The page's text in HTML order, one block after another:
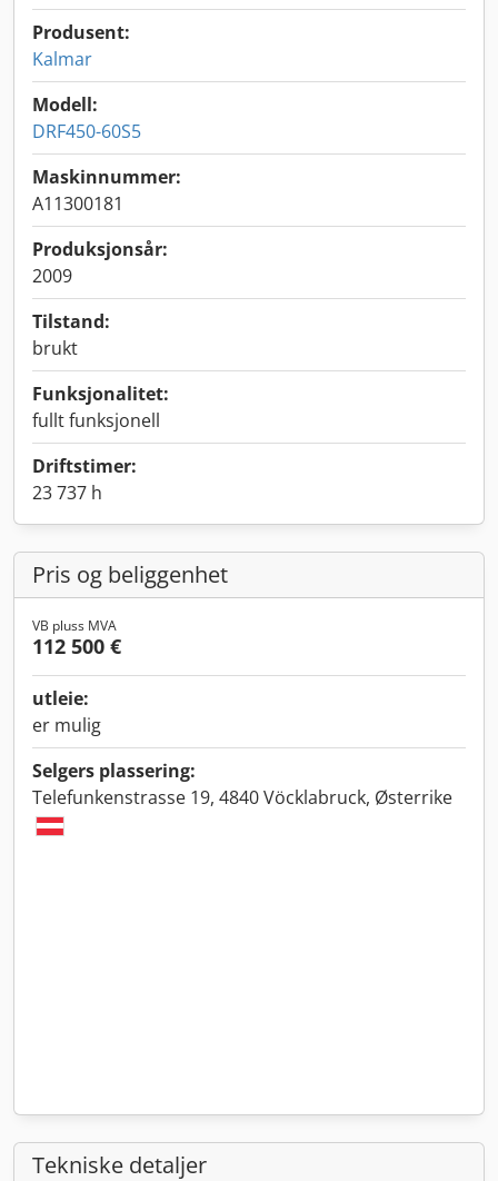
Produsent:
Kalmar
Modell:
DRF450-60S5
Maskinnummer:
A11300181
Produksjonsår:
2009
Tilstand:
brukt
Funksjonalitet:
fullt funksjonell
Driftstimer:
23 737 h
Pris og beliggenhet
VB pluss MVA
112 500 €
utleie:
er mulig
Selgers plassering:
Telefunkenstrasse 19, 4840 Vöcklabruck, Østerrike
Tekniske detaljer